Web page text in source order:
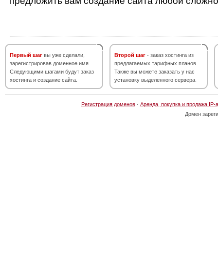
Первый шаг вы уже сделали,
зарегистрировав доменное имя.
Следующими шагами будут заказ
хостинга и создание сайта.
Второй шаг - заказ хостинга из
предлагаемых тарифных планов.
Также вы можете заказать у нас
установку выделенного сервера.
Регистрация доменов· Аренда, покупка и продажа IP-
Домен